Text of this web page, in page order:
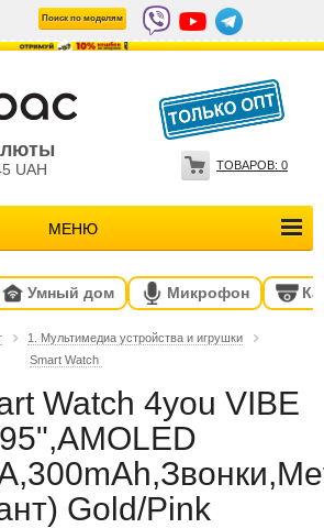
Поиск по моделям
UAH
МЕНЮ
ТОВАРОВ: 0
Умный дом Микрофон
1. Мультимедиа устройства и игрушки
Smart Watch
Watch 4you VIBE
Gold/Pink